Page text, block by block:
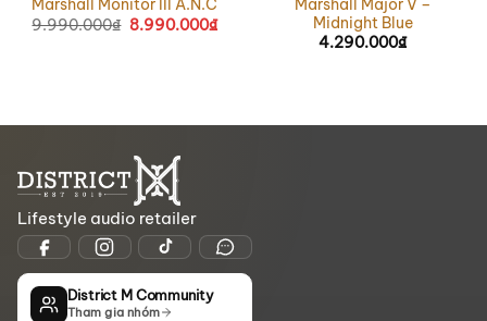
Marshall Monitor III A.N.C
9.990.000₫ Giá
8.990.000₫Giá
Marshall Major V –
Midnight Blue
4.290.000₫
Lifestyle audio retailer
District M Community
Tham gia nhóm